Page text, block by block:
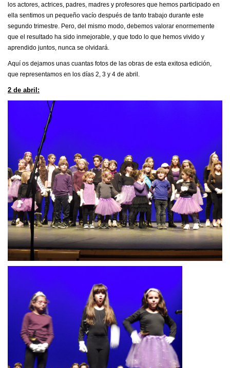
los actores, actrices, padres, madres y profesores que hemos participado en
ella sentimos un pequeño vacío después de tanto trabajo durante este
segundo trimestre. Pero, del mismo modo, debemos valorar enormemente
que el resultado ha sido inmejorable, y que todo lo que hemos vivido y
aprendido juntos, nunca se olvidará.
Aquí os dejamos unas cuantas fotos de las obras de esta exitosa edición,
que representamos en los días 2, 3 y 4 de abril.
2 de abril: